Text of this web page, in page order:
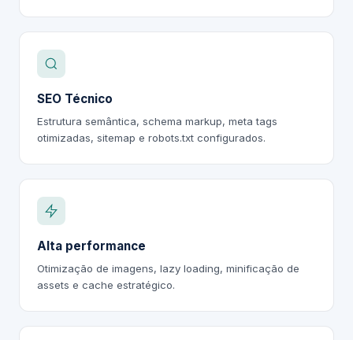
SEO Técnico
Estrutura semântica, schema markup, meta tags
otimizadas, sitemap e robots.txt configurados.
Alta performance
Otimização de imagens, lazy loading, minificação de
assets e cache estratégico.